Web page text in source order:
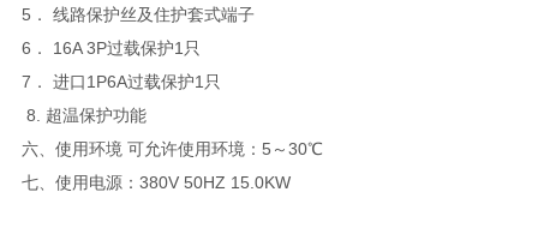
5． 线路保护丝及住护套式端子
6． 16A 3P过载保护1只
7． 进口1P6A过载保护1只
8. 超温保护功能
六、使用环境 可允许使用环境：5～30℃
七、使用电源：380V 50HZ 15.0KW